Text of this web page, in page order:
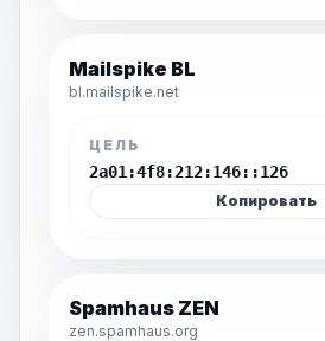
Mailspike BL
bl.mailspike.net
ЦЕЛЬ
2a01:4f8:212:146::126
Копировать
Spamhaus ZEN
zen.spamhaus.org